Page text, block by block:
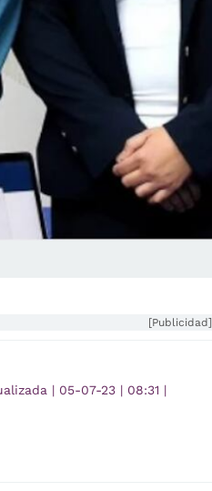
[Publicidad]
| 05-07-23 | 08:31 |